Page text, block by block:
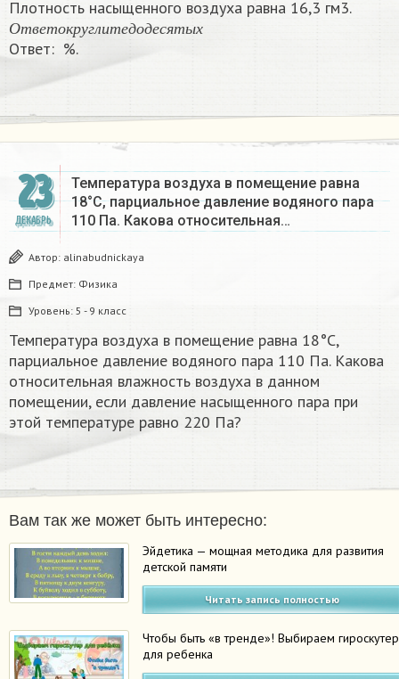
Плотность насыщенного воздуха равна 16,3 гм3.
О т в е т о кр у гл и т е д о д е сят ых
Отв етокру глитедодесят ых
Ответ: %.
23
ДЕКАБРЬ
Температура воздуха в помещение равна
18°С, парциальное давление водяного пара
110 Па. Какова относительная…
Автор: alinabudnickaya
Предмет: Физика
Уровень: 5 - 9 класс
Температура воздуха в помещение равна 18°С,
парциальное давление водяного пара 110 Па. Какова
относительная влажность воздуха в данном
помещении, если давление насыщенного пара при
этой температуре равно 220 Па?
Вам так же может быть интересно:
Эйдетика — мощная методика для развития
детской памяти
Читать запись полностью
Чтобы быть «в тренде»! Выбираем гироскутер
для ребенка